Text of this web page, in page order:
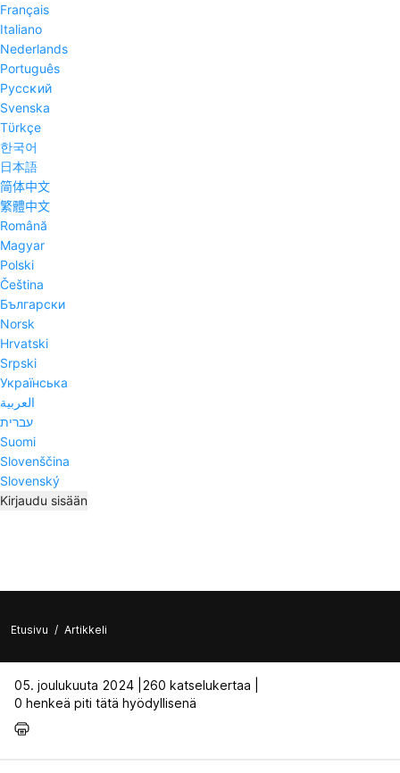
Français
Italiano
Nederlands
Português
Pyccĸий
Svenska
Tϋrkçe
한국어
日本語
简体中文
繁體中文
Română
Magyar
Polski
Čeština
Български
Norsk
Hrvatski
Srpski
Українська
العربية
עברית
Suomi
Slovenščina
Slovenský
Kirjaudu sisään
Etusivu / Artikkeli
05. joulukuuta 2024 |
260 katselukertaa |
0 henkeä piti tätä hyödyllisenä